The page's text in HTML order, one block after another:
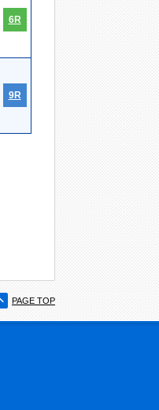
6R
9R
PAGE TOP